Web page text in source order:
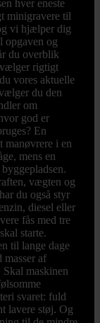
hver eneste
minigravere til
vi hjælper dig
opgaven og
du overblik
vælger rigtigt
vores aktuelle
du den
om
god er
En
manøvrere i en
mens en
vægten og
du også styr
diesel eller
fås med tre
starte.
til lange dage
masser af
Skal maskinen
svaret: fuld
lavere støj. Og